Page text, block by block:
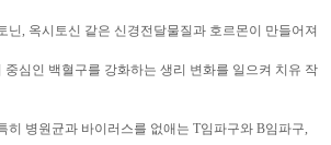
닌, 옥시토신 같은 신경전달물질과 호르몬이 만들어져
중심인 백혈구를 강화하는 생리 변화를 일으켜 치유 작
히 병원균과 바이러스를 없애는 T임파구와 B임파구,